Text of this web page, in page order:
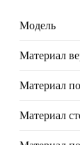
Модель
Материал
Материал
Материал